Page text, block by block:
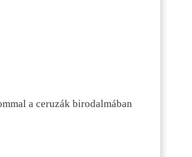
a ceruzák birodalmában